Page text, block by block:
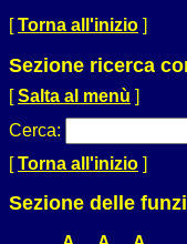
[Torna all'inizio ]
Sezione ricerca
[Salta al menù ]
Cerca:
[Torna all'inizio ]
Sezione delle